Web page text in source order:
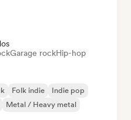
Garage rockHip-hop
Folk indie
Indie pop
Metal / Heavy metal